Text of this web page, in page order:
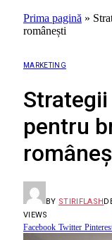
Prima pagină »
românești
MARKETING
pentru
BY STIRIFLASH
VIEWS
Facebook Twitter